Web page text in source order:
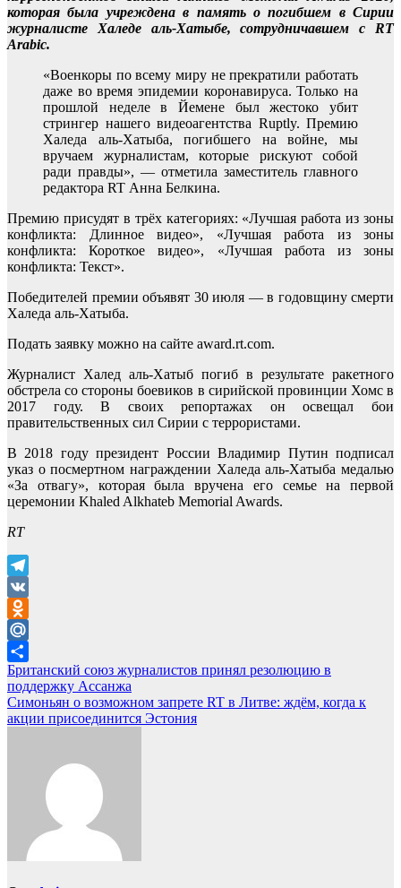
которая была учреждена в память о погибшем в Сирии
журналисте Халеде аль-Хатыбе, сотрудничавшем с RT
Arabic.
«Военкоры по всему миру не прекратили работать
даже во время эпидемии коронавируса. Только на
прошлой неделе в Йемене был жестоко убит
стрингер нашего видеоагентства Ruptly. Премию
Халеда аль-Хатыба, погибшего на войне, мы
вручаем журналистам, которые рискуют собой
ради правды», — отметила заместитель главного
редактора RT Анна Белкина.
Премию присудят в трёх категориях: «Лучшая работа из зоны
конфликта: Длинное видео», «Лучшая работа из зоны
конфликта: Короткое видео», «Лучшая работа из зоны
конфликта: Текст».
Победителей премии объявят 30 июля — в годовщину смерти
Халеда аль-Хатыба.
Подать заявку можно на сайте award.rt.com.
Журналист Халед аль-Хатыб погиб в результате ракетного
обстрела со стороны боевиков в сирийской провинции Хомс в
2017 году. В своих репортажах он освещал бои
правительственных сил Сирии с террористами.
В 2018 году президент России Владимир Путин подписал
указ о посмертном награждении Халеда аль-Хатыба медалью
«За отвагу», которая была вручена его семье на первой
церемонии Khaled Alkhateb Memorial Awards.
RT
Telegram
VK
Odnoklassniki
Mail.Ru
Отправить
Навигация
по
записям
Британский союз журналистов принял резолюцию в
поддержку Ассанжа
Симоньян о возможном запрете RT в Литве: ждём, когда к
акции присоединится Эстония